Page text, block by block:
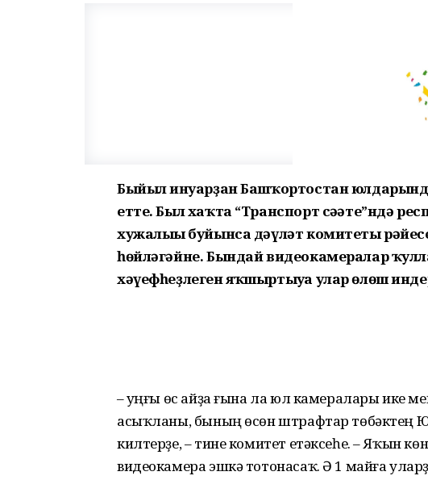
Быйыл ғинуарҙан Башҡортостан
етте. Был хаҡта “Транспорт сәғәте”ндә
хужалығы буйынса дәүләт комитеты
һөйләгәйне. Бындай видеокамералар
хәүефһеҙлеген яҡшыртыуға улар өлөш
– Һуңғы өс айҙа ғына ла юл камералары ике
асыҡланы, бының өсөн штрафтар төбәктең
килтерҙе, – тине комитет етәксеһе. – Яҡын
видеокамера эшкә тотонасаҡ. Ә 1 майға